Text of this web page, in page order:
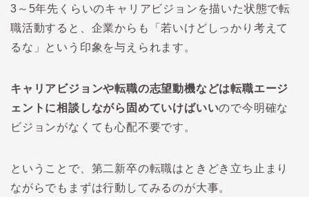
3 ～ 5年先くらいのキャリアビジョンを描いた状態で転
職活動すると、企業からも「若いけどしっかり考えて
るな」という印象を与えられます。
キャリアビジョンや転職の志望動機などは転職エージ
ェントに相談しながら固めていけばいいので今明確な
ビジョンがなくても心配不要です。
ということで、第二新卒の転職はときどき立ち止まり
ながらでもまずは行動してみるのが大事。